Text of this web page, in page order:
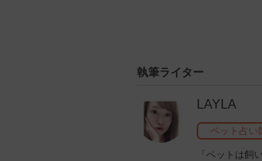
執筆ライター
LAYLA
ペット占い
「ペットは飼